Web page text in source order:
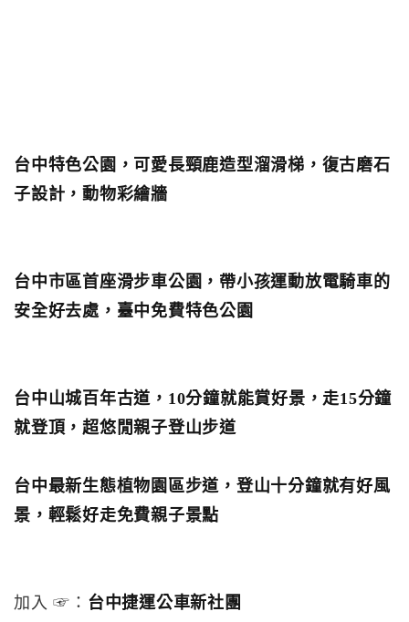
台中特色公園，可愛長頸鹿造型溜滑梯，復古磨石
子設計，動物彩繪牆
台中市區首座滑步車公園，帶小孩運動放電騎車的
安全好去處，臺中免費特色公園
台中山城百年古道，10分鐘就能賞好景，走15分鐘
就登頂，超悠閒親子登山步道
台中最新生態植物園區步道，登山十分鐘就有好風
景，輕鬆好走免費親子景點
加入 ☞： 台中捷運公車新社團